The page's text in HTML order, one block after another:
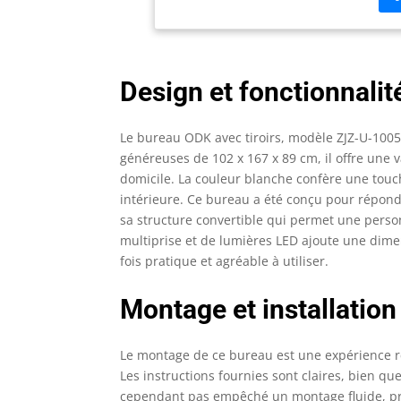
le
de
Design et
Le bureau ODK avec tiroirs, modèle ZJZ-U-
généreuses de 102 x 167 x 89 cm, il offre
domicile. La couleur blanche confère une
intérieure. Ce bureau a été conçu pour
sa structure convertible qui permet une
multiprise et de lumières LED ajoute une
fois pratique et agréable à utiliser.
Montage et installation
Le montage de ce bureau est une
Les instructions fournies sont claires, bien
cependant pas empêché un montage fluide,